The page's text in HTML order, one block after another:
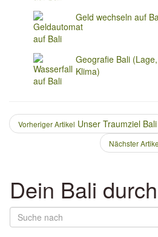
Geld wechseln auf
Geografie Bali
Klima)
Vorheriger Artikel Unser Traumziel Bali
Nächster
Dein Bali